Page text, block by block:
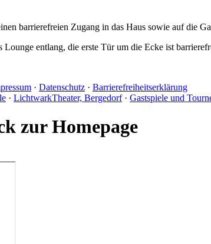
barrierefreien Zugang in das Haus sowie auf die
Lounge entlang, die erste Tür um die Ecke ist
· Datenschutz · Barrierefreiheitserklärung
· LichtwarkTheater, Bergedorf· Gastspiele und
zur Homepage